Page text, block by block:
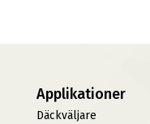
Applikationer
Däckväljare